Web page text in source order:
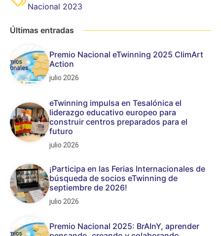
Nacional 2023
Últimas entradas
Premio Nacional eTwinning 2025 ClimArt
Action
julio 2026
eTwinning impulsa en Tesalónica el
liderazgo educativo europeo para
construir centros preparados para el
futuro
julio 2026
¡Participa en las Ferias Internacionales de
búsqueda de socios eTwinning de
septiembre de 2026!
julio 2026
Premio Nacional 2025: BrAInY, aprender